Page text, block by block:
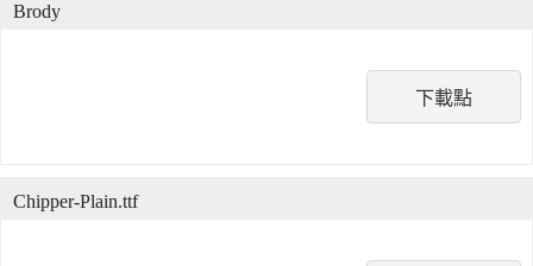
下載點
Brody
Chipper-Plain.ttf